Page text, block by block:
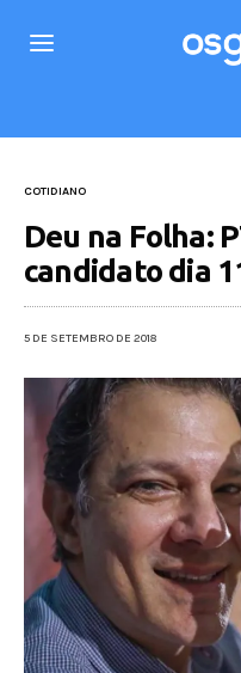
COTIDIANO
Deu na Folha:
candidato dia
5 DE SETEMBRO DE 2018